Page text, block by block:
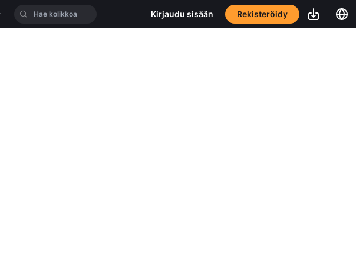
Kirjaudu sisään Rekisteröidy